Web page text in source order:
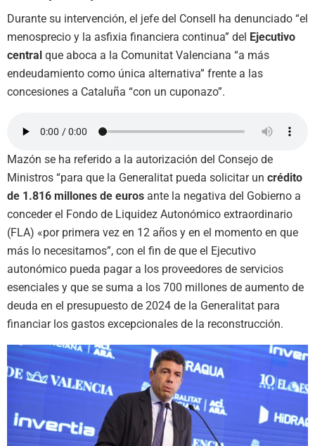
Durante su intervención, el jefe del Consell ha denunciado “el
menosprecio y la asfixia financiera continua” del Ejecutivo
central que aboca a la Comunitat Valenciana “a más
endeudamiento como única alternativa” frente a las
concesiones a Cataluña “con un cuponazo”.
Mazón se ha referido a la autorización del Consejo de
Ministros “para que la Generalitat pueda solicitar un crédito
de 1.816 millones de euros ante la negativa del Gobierno a
conceder el Fondo de Liquidez Autonómico extraordinario
(FLA) «por primera vez en 12 años y en el momento en que
más lo necesitamos”, con el fin de que el Ejecutivo
autonómico pueda pagar a los proveedores de servicios
esenciales y que se suma a los 700 millones de aumento de
deuda en el presupuesto de 2024 de la Generalitat para
financiar los gastos excepcionales de la reconstrucción.